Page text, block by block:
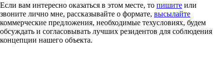
Если вам интересно оказаться в этом месте, то пишите или
звоните лично мне, рассказывайте о формате, высылайте
коммерческие предложения, необходимые техусловиях, будем
обсуждать и согласовывать лучших резидентов для соблюдения
концепции нашего объекта.